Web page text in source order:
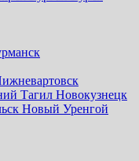
Тагил Новокузнецк
Новый Уренгой